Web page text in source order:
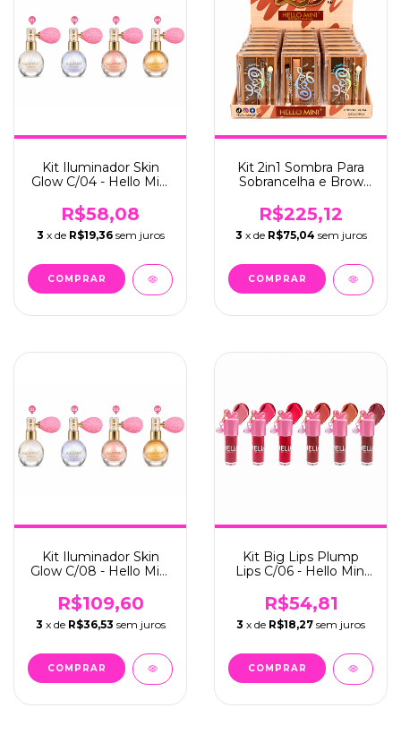
Kit Iluminador Skin
Glow C/04 - Hello Mini
R$58,08
3 x de R$19,36 sem juros
Kit 2in1 Sombra Para
Sobrancelha e Brow
(X084)
R$225,12
3 x de R$75,04 sem juros
Kit Iluminador Skin
Glow C/08 - Hello Mini
R$109,60
3 x de R$36,53 sem juros
Kit Big Lips Plump
Lips C/06 - Hello Mini
R$54,81
3 x de R$18,27 sem juros